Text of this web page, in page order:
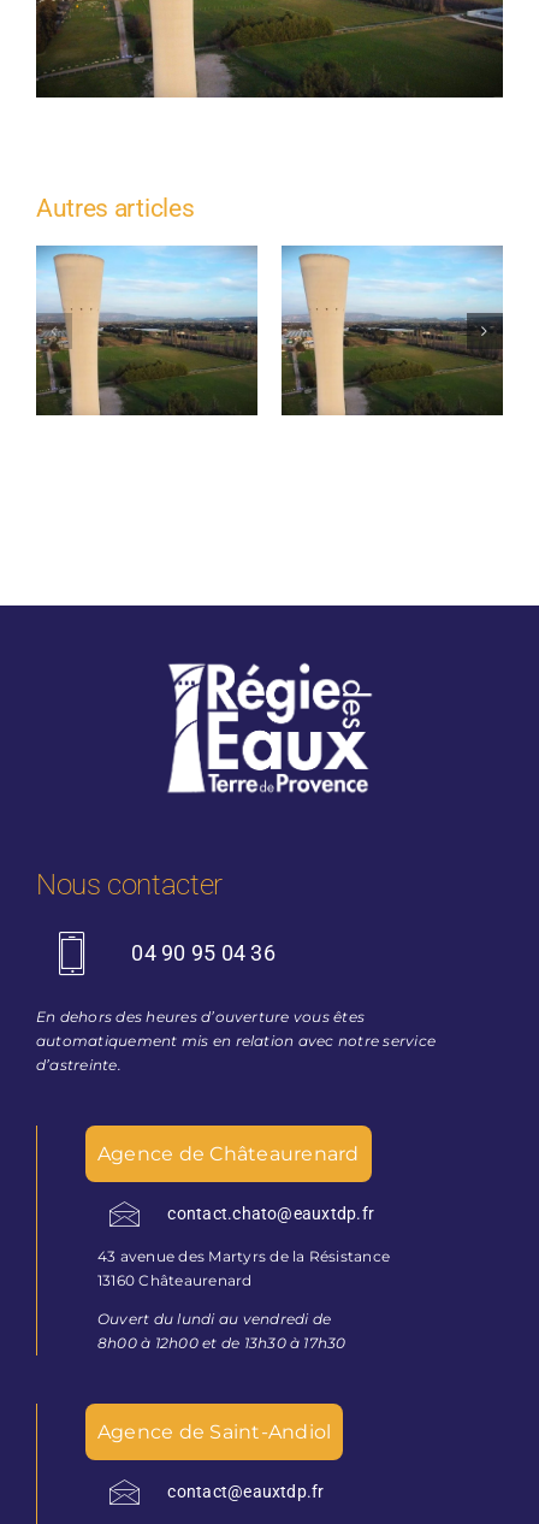
Autres articles
Travaux de
réhabilitation des
infrastructures
d’eau potable –
Avenue du Docteur
Contrôles de bon
fonctionnement –
Verquières
Nous contacter
04 90 95 04 36
En dehors des heures d’ouverture vous êtes
automatiquement mis en relation avec notre service
d’astreinte.
Agence de Châteaurenard
contact.chato@eauxtdp.fr
43 avenue des Martyrs de la Résistance
13160 Châteaurenard
Ouvert du lundi au vendredi de
8h00 à 12h00 et de 13h30 à 17h30
Agence de Saint-Andiol
contact@eauxtdp.fr